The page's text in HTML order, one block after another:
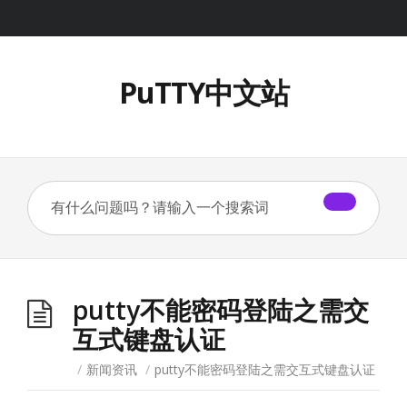
PuTTY中文站
putty不能密码登陆之需交
互式键盘认证
/ 新闻资讯 / putty不能密码登陆之需交互式键盘认证